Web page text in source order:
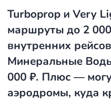
Turboprop и Very
маршруты до 2
внутренних
Минеральные
000 ₽. Плюс —
аэродромы, куда